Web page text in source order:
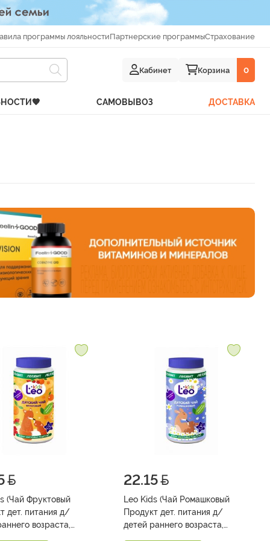
программы лояльностиПартнерские программыСтрахование
Кабинет Корзина 0
САМОВЫВОЗ ДОСТАВКА
дет. питания д/
возраста,
22.15
Leo Kids (Чай Ромашковый
Продукт дет. питания д/
детей раннего возраста,